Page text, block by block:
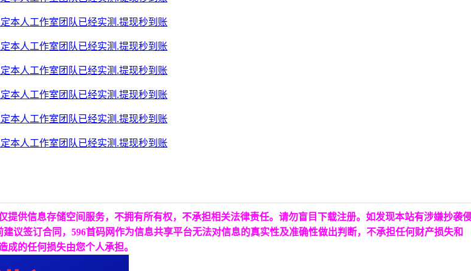
供信息存储空间服务，不拥有所有权，不承担相关法律责任。请勿盲目下载注册。如发现本站有涉嫌抄袭
建议签订合同，596首码网作为信息共享平台无法对信息的真实性及准确性做出判断，不承担任何财产损失和
的任何损失由您个人承担。